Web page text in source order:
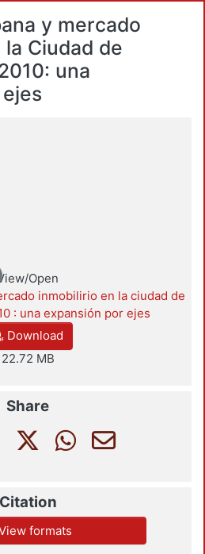
y mercado
Ciudad de
una
Open
inmobilirio en la ciudad de
: una expansión por ejes
Download
22.72 MB
Share
Citation
formats